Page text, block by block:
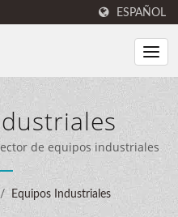
ESPAÑOL
de equipos industriales
/ Equipos Industriales